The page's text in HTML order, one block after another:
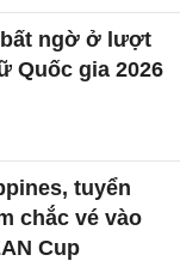
ngờ ở lượt
Quốc gia 2026
tuyển
chắc vé vào
Cup